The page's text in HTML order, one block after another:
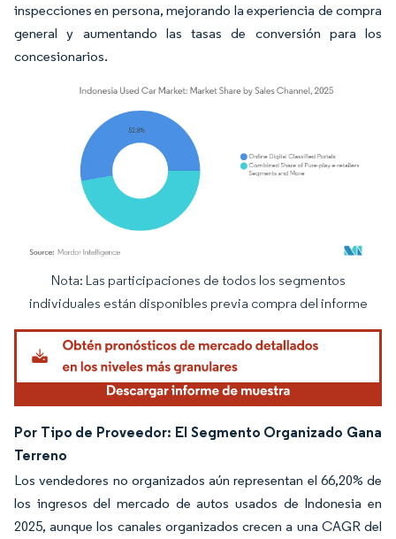
inspecciones en persona, mejorando la experiencia de compra
general y aumentando las tasas de conversión para los
concesionarios.
Imagen © Mordor Intelligence. El uso requiere atribución según CC BY 4.0.
Nota: Las participaciones de todos los segmentos
individuales están disponibles previa compra del informe
Por Tipo de Proveedor: El Segmento Organizado Gana
Terreno
Los vendedores no organizados aún representan el 66,20% de
los ingresos del mercado de autos usados de Indonesia en
2025, aunque los canales organizados crecen a una CAGR del